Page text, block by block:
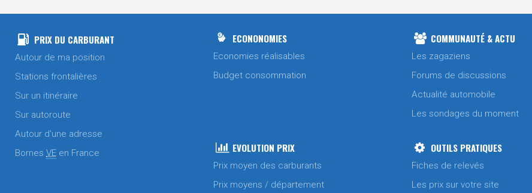
PRIX DU CARBURANT
Autour de ma position
Stations frontalières
Sur un itinéraire
Sur autoroute
Autour d'une adresse
Bornes VE en France
ECONONOMIES
Economies réalisables
Budget consommation
COMMUNAUTÉ & ACTU
Les zagaziens
Forums de discussions
Actualité automobile
Les sondages du moment
EVOLUTION PRIX
Prix moyen des carburants
Prix moyens / département
OUTILS PRATIQUES
Fiches de relevés
Les prix sur votre site